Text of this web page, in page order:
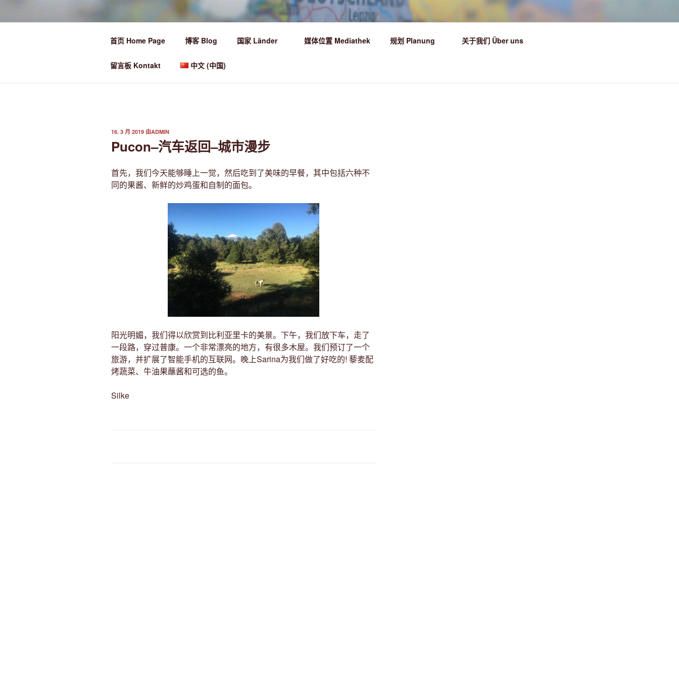
跳
Ü50 EIN JAHR DIE WELT ENTDECKEN!
首页 Home Page 博客 Blog 国家 Länder 媒体位置 Mediathek 规划 Planung 关于我们 Über uns
留言板 Kontakt 中文 (中国)
发
于
16. 3 月 2019 由ADMIN
Pucon–汽车返回–城市漫步
首先，我们今天能够睡上一觉，然后吃到了美味的早餐，其中包括六种不
同的果酱、新鲜的炒鸡蛋和自制的面包。
阳光明媚，我们得以欣赏到比利亚里卡的美景。下午，我们放下车，走了
一段路，穿过普康。一个非常漂亮的地方，有很多木屋。我们预订了一个
旅游，并扩展了智能手机的互联网。晚上Sarina为我们做了好吃的! 藜麦配
烤蔬菜、牛油果蘸酱和可选的鱼。
Silke